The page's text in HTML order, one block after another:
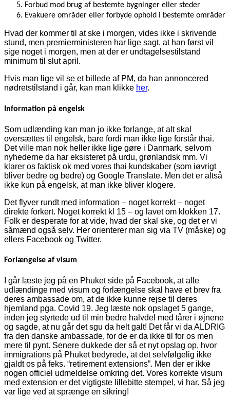
Forbud mod brug af bestemte bygninger eller steder
Evakuere områder eller forbyde ophold i bestemte områder
Hvad der kommer til at ske i morgen, vides ikke i skrivende
stund, men premierministeren har lige sagt, at han først vil
sige noget i morgen, men at der er undtagelsestilstand
minimum til slut april.
Hvis man lige vil se et billede af PM, da han annoncered
nødretstilstand i går, kan man klikke her.
Information på engelsk
Som udlænding kan man jo ikke forlange, at alt skal
oversættes til engelsk, bare fordi man ikke lige forstår thai.
Det ville man nok heller ikke lige gøre i Danmark, selvom
nyhederne da har eksisteret på urdu, grønlandsk mm. Vi
klarer os faktisk ok med vores thai kundskaber (som iøvrigt
bliver bedre og bedre) og Google Translate. Men det er altså
ikke kun på engelsk, at man ikke bliver klogere.
Det flyver rundt med information – noget korrekt – noget
direkte forkert. Noget korrekt kl 15 – og lavet om klokken 17.
Folk er desperate for at vide, hvad der skal ske, og det er vi
såmænd også selv. Her orienterer man sig via TV (måske) og
ellers Facebook og Twitter.
Forlængelse af visum
I går læste jeg på en Phuket side på Facebook, at alle
udlændinge med visum og forlængelse skal have et brev fra
deres ambassade om, at de ikke kunne rejse til deres
hjemland pga. Covid 19. Jeg læste nok opslaget 5 gange,
inden jeg styrtede ud til min bedre halvdel med tårer i øjnene
og sagde, at nu går det sgu da helt galt! Det får vi da ALDRIG
fra den danske ambassade, for de er da ikke til for os men
mere til pynt. Senere dukkede der så et nyt opslag op, hvor
immigrations på Phuket bedyrede, at det selvfølgelig ikke
gjaldt os på feks. “retirement extensions”. Men der er ikke
nogen officiel udmeldelse omkring det. Vores korrekte visum
med extension er det vigtigste lillebitte stempel, vi har. Så jeg
var lige ved at sprænge en sikring!